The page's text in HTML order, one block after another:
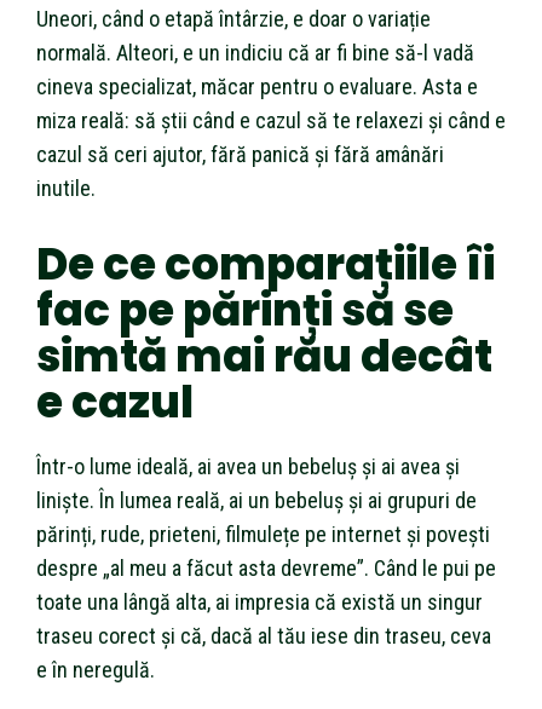
Uneori, când o etapă întârzie, e doar o variație
normală. Alteori, e un indiciu că ar fi bine să-l vadă
cineva specializat, măcar pentru o evaluare. Asta e
miza reală: să știi când e cazul să te relaxezi și când e
cazul să ceri ajutor, fără panică și fără amânări
inutile.
De ce comparațiile îi
fac pe părinți să se
simtă mai rău decât
e cazul
Într-o lume ideală, ai avea un bebeluș și ai avea și
liniște. În lumea reală, ai un bebeluș și ai grupuri de
părinți, rude, prieteni, filmulețe pe internet și povești
despre „al meu a făcut asta devreme”. Când le pui pe
toate una lângă alta, ai impresia că există un singur
traseu corect și că, dacă al tău iese din traseu, ceva
e în neregulă.